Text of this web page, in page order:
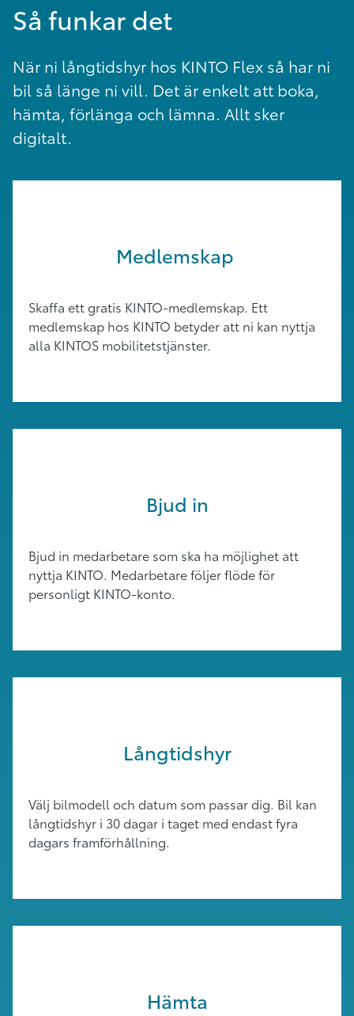
Så funkar det
När ni långtidshyr hos KINTO Flex så har ni
bil så länge ni vill. Det är enkelt att boka,
hämta, förlänga och lämna. Allt sker
digitalt.
Medlemskap
Skaffa ett gratis KINTO-medlemskap. Ett
medlemskap hos KINTO betyder att ni kan nyttja
alla KINTOS mobilitetstjänster.
Bjud in
Bjud in medarbetare som ska ha möjlighet att
nyttja KINTO. Medarbetare följer flöde för
personligt KINTO-konto.
Långtidshyr
Välj bilmodell och datum som passar dig. Bil kan
långtidshyr i 30 dagar i taget med endast fyra
dagars framförhållning.
Hämta